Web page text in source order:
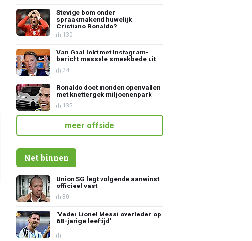
Stevige bom onder
spraakmakend huwelijk
Cristiano Ronaldo?
130
Van Gaal lokt met Instagram-
bericht massale smeekbede uit
24
Ronaldo doet monden openvallen
met knettergek miljoenenpark
135
meer offside
Net binnen
Union SG legt volgende aanwinst
officieel vast
30
'Vader Lionel Messi overleden op
68-jarige leeftijd'